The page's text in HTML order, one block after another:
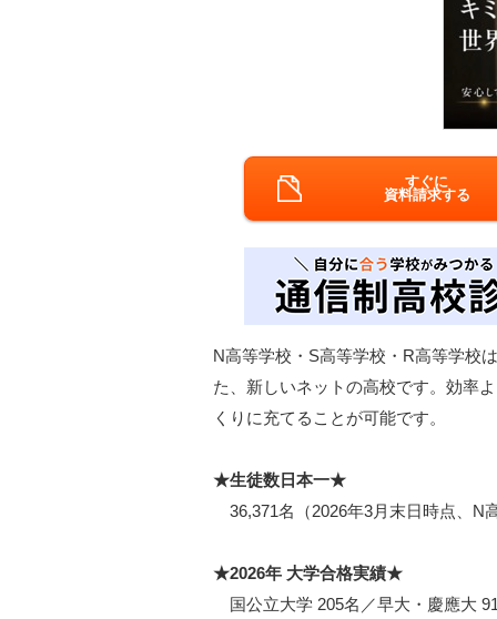
すぐに
資料請求する
N高等学校・S高等学校・R高等学校
た、新しいネットの高校です。効率
くりに充てることが可能です。
★生徒数日本一★
36,371名（2026年3月末日時点、N
★2026年 大学合格実績★
国公立大学 205名／早大・慶應大